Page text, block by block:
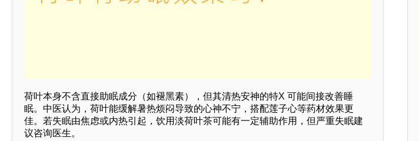
荷叶本身不含直接助眠成分（如褪黑素），但其清热安神的特X 可能间接改善睡
眠。中医认为，荷叶能缓解暑热烦闷导致的心神不宁，搭配莲子心等药材效果更
佳。若失眠由焦虑或内热引起，饮用淡荷叶茶可能有一定辅助作用，但严重失眠建
议咨询医生。